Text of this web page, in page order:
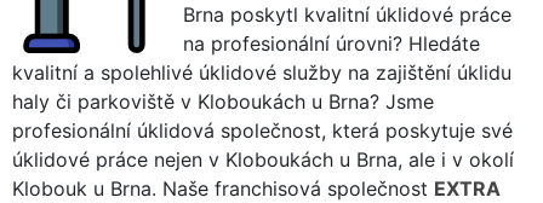
Brna poskytl kvalitní úklidové práce
na profesionální úrovni? Hledáte
kvalitní a spolehlivé úklidové služby na zajištění úklidu
haly či parkoviště v Kloboukách u Brna? Jsme
profesionální úklidová společnost, která poskytuje své
úklidové práce nejen v Kloboukách u Brna, ale i v okolí
Klobouk u Brna. Naše franchisová společnost EXTRA